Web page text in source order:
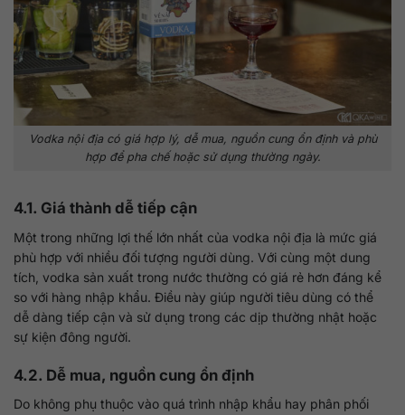
Vodka nội địa có giá hợp lý, dễ mua, nguồn cung ổn định và phù
hợp để pha chế hoặc sử dụng thường ngày.
4.1. Giá thành dễ tiếp cận
Một trong những lợi thế lớn nhất của vodka nội địa là mức giá
phù hợp với nhiều đối tượng người dùng. Với cùng một dung
tích, vodka sản xuất trong nước thường có giá rẻ hơn đáng kể
so với hàng nhập khẩu. Điều này giúp người tiêu dùng có thể
dễ dàng tiếp cận và sử dụng trong các dịp thường nhật hoặc
sự kiện đông người.
4.2. Dễ mua, nguồn cung ổn định
Do không phụ thuộc vào quá trình nhập khẩu hay phân phối